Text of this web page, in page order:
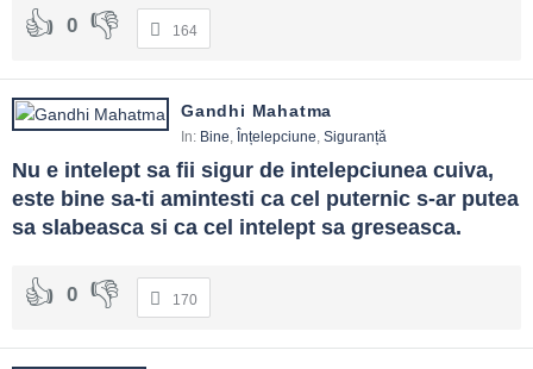
Prevenție : obiceiuri zilnice.
Transparență: raportare timpurie.
Educație: reguli pe înțeles.
: risc vs. cost.
Ghid de folosire
Stabilește checklisturi simple.
Exersează scenarii rare, dar critice.
Vorbește calm după greșeli: ce-am învățat?
FAQ și reflecții finale
0 164
Gandhi Mahatma
In: Bine, Înțelepciune, Siguranță
Nu e intelept sa fii sigur de intelepciunea cuiva,
este bine sa-ti amintesti ca cel puternic s-ar putea
sa slabeasca si ca cel intelept sa greseasca.
0 170